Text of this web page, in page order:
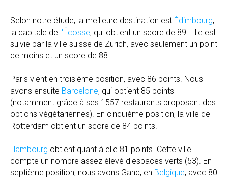
Selon notre étude, la meilleure destination est Édimbourg,
la capitale de l'Écosse, qui obtient un score de 89. Elle est
suivie par la ville suisse de Zurich, avec seulement un point
de moins et un score de 88.
Paris vient en troisième position, avec 86 points. Nous
avons ensuite Barcelone, qui obtient 85 points
(notamment grâce à ses 1557 restaurants proposant des
options végétariennes). En cinquième position, la ville de
Rotterdam obtient un score de 84 points.
Hambourg obtient quant à elle 81 points. Cette ville
compte un nombre assez élevé d'espaces verts (53). En
septième position, nous avons Gand, en Belgique, avec 80